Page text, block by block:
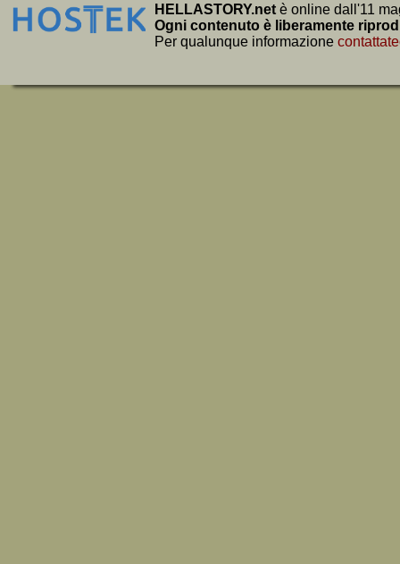
HELLASTORY.net è online dall'11
Ogni contenuto è liberamente
Per qualunque informazione